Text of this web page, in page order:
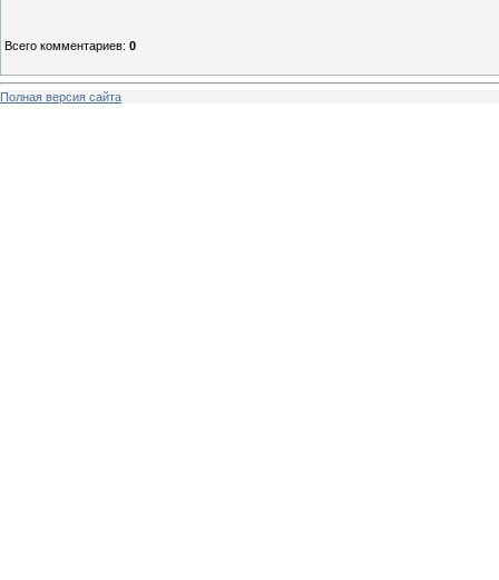
Всего комментариев: 0
Полная версия сайта